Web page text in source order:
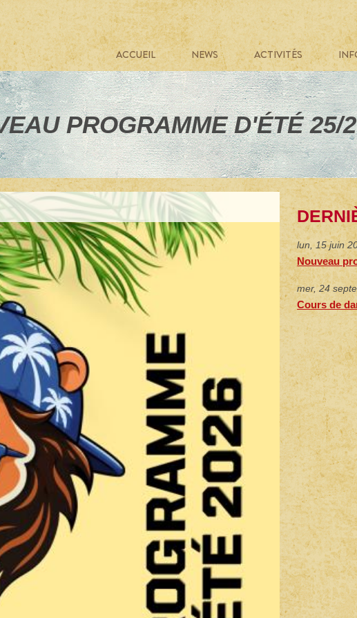
ACCUEIL
NEWS ACTIVITÉS
PROGRAMME D'ÉTÉ 25/
lun, 15 juin
Nouveau
mer, 24
Cours de